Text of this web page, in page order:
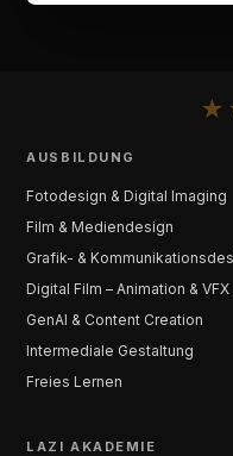
★
AUSBILDUNG
Fotodesign & Digital Imaging
Film & Mediendesign
Grafik- &
Digital Film – Animation & VFX
GenAI & Content Creation
Intermediale Gestaltung
Freies Lernen
LAZI AKADEMIE